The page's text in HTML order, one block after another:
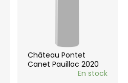
Château Pontet
Canet Pauillac 2020
En stock